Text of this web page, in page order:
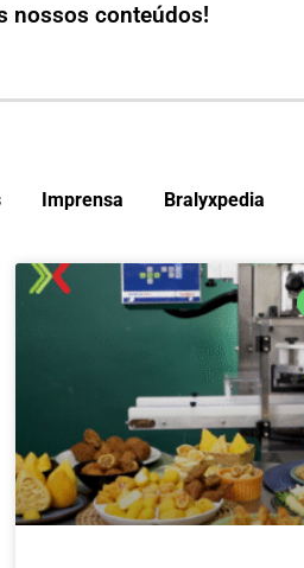
nossos conteúdos!
Imprensa Bralyxpedia